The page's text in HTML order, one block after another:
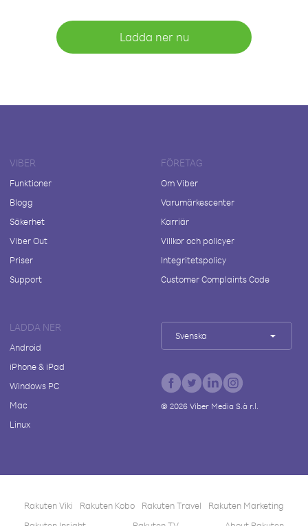
Ladda ner nu
VIBER
Funktioner
Blogg
Säkerhet
Viber Out
Priser
Support
FÖRETAG
Om Viber
Varumärkescenter
Karriär
Villkor och policyer
Integritetspolicy
Customer Complaints Code
LADDA NER
Android
iPhone & iPad
Windows PC
Mac
Linux
Svenska
© 2026Viber Media S.à r.l.
Rakuten Viki Rakuten Kobo Rakuten Travel
Rakuten Marketing